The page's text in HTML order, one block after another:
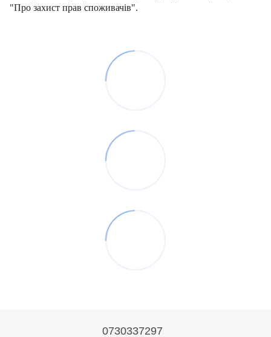
"Про захист прав споживачів".
0730337297